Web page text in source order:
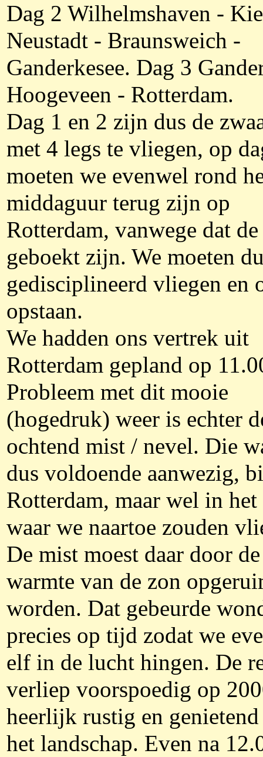
Dag 2 Wilhelmshaven -
Neustadt - Braunsweich -
Ganderkesee. Dag 3
Hoogeveen - Rotterdam.
Dag 1 en 2 zijn dus de
met 4 legs te vliegen, op
moeten we evenwel rond
middaguur terug zijn op
Rotterdam, vanwege dat
geboekt zijn. We moeten
gedisciplineerd vliegen en
opstaan.
We hadden ons vertrek uit
Rotterdam gepland op
Probleem met dit mooie
(hogedruk) weer is echter
ochtend mist / nevel. Die
dus voldoende aanwezig,
Rotterdam, maar wel in het
waar we naartoe zouden
De mist moest daar door de
warmte van de zon
worden. Dat gebeurde
precies op tijd zodat we
elf in de lucht hingen. De
verliep voorspoedig op
heerlijk rustig en
het landschap. Even na